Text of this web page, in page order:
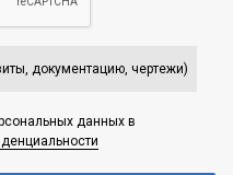
документацию, чертежи)
данных в